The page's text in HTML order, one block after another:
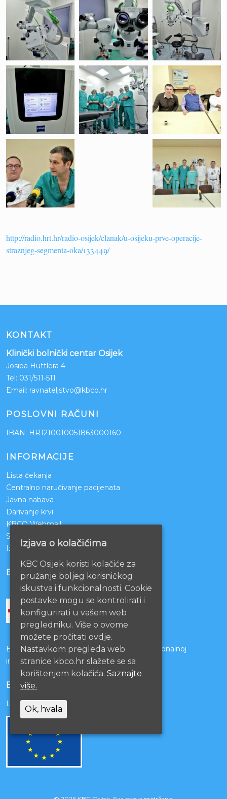
http://radio.hrt.hr/radio-osijek/clanak/u-osijeku-prve-operacije-
straznjeg-segmenta-oka/133449/
KONTAKT
Klinički bolnički centar Osijek
Josipa Huttlera 4
Tel: 031/511-511
Email: ravnateljstvo@kbco.hr
POSLOVNI RAČUNI
IBAN: HR1210010051863000160
INFORMACIJE
Lista čekanja
Centralno naručivanje pacijenata
Javna nabava
Darivanje krvi
KBCO Webmail
Sestrinstvo KBC Osijek
Izjava o pristupačnosti mrežnih stranica
BOLNICE PARTNERI
Bolnice s kojima je potpisan ugovor o funkcionalnoj
integraciji
EU PROJEKTI
Lista projekata
Izjava o kolačićima
KBC Osijek koristi kolačiće za
pružanje boljeg korisničkog
iskustva i funkcionalnosti. Cookie
postavke mogu se kontrolirati i
konfigurirati u vašem web
pregledniku. Više o ovome
možete pročitati ovdje.
Nastavkom pregleda web
stranice kbco.hr slažete se sa
korištenjem kolačića. Saznajte
više.
Ok, hvala